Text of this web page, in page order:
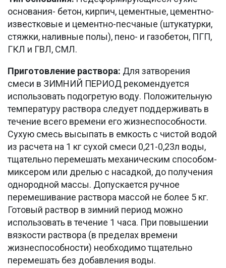
основания- бетон, кирпич, цементные, цементно-
известковые и цементно-песчаные (штукатурки,
стяжки, наливные полы), пено- и газобетон, ПГП,
ГКЛ и ГВЛ, СМЛ.
Приготовление раствора: Для затворения
смеси в ЗИМНИЙ ПЕРИОД рекомендуется
использовать подогретую воду. Положительную
температуру раствора следует поддерживать в
течение всего времени его жизнеспособности.
Сухую смесь высыпать в емкость с чистой водой
из расчета на 1 кг сухой смеси 0,21-0,23л воды,
тщательно перемешать механическим способом-
миксером или дрелью с насадкой, до получения
однородной массы. Допускается ручное
перемешивание раствора массой не более 5 кг.
Готовый раствор в зимний период можно
использовать в течение 1 часа. При повышении
вязкости раствора (в пределах времени
жизнеспособности) необходимо тщательно
перемешать без добавления воды.